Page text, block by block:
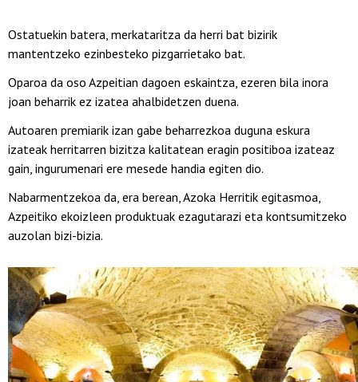
Ostatuekin batera, merkataritza da herri bat bizirik
mantentzeko ezinbesteko pizgarrietako bat.
Oparoa da oso Azpeitian dagoen eskaintza, ezeren bila inora
joan beharrik ez izatea ahalbidetzen duena.
Autoaren premiarik izan gabe beharrezkoa duguna eskura
izateak herritarren bizitza kalitatean eragin positiboa izateaz
gain, ingurumenari ere mesede handia egiten dio.
Nabarmentzekoa da, era berean, Azoka Herritik egitasmoa,
Azpeitiko ekoizleen produktuak ezagutarazi eta kontsumitzeko
auzolan bizi-bizia.